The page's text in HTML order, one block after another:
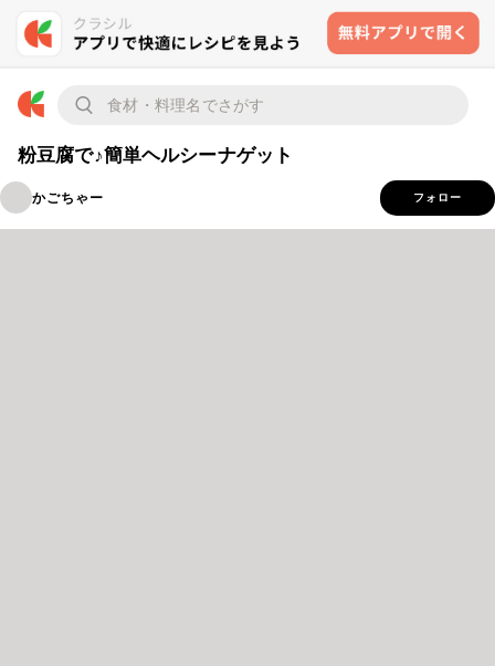
粉豆腐で♪簡単ヘルシーナゲット
かごちゃー フォロー